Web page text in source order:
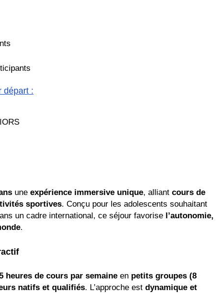
départ :
une expérience immersive unique, alliant cours de
sportives. Conçu pour les adolescents souhaitant
un cadre international, ce séjour favorise l’autonomie,
.
heures de cours par semaine en petits groupes (8
natifs et qualifiés. L’approche est dynamique et